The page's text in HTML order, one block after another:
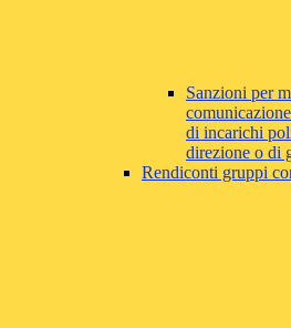
Sanzioni per
di incarichi
direzione o di
Rendiconti gruppi